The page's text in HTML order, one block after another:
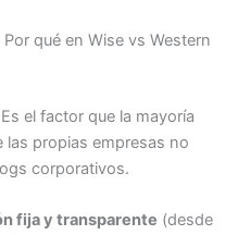
qué en Wise vs Western
el factor que la mayoría
las propias empresas no
corporativos.
fija y transparente (desde